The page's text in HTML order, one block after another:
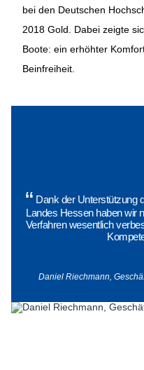
bei den Deutschen
2018 Gold. Dabei zeigte
Boote: ein erhöhter
Beinfreiheit.
“ Dank der Unterstützung
Landes Hessen haben wir
Verfahren wesentlich
Daniel Riechmann,